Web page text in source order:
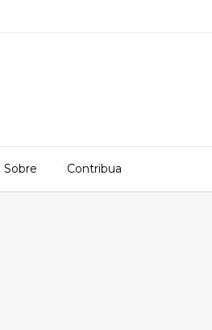
Sobre Contribua